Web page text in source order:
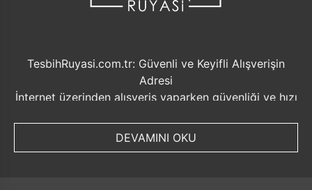
TesbihRuyasi.com.tr: Güvenli ve Keyifli Alışverişin
Adresi
İnternet üzerinden alışveriş yaparken güvenliği ve hızı
TesbihRuyasi.com.tr, müşterilerine sunduğu bir dizi
DEVAMINI OKU